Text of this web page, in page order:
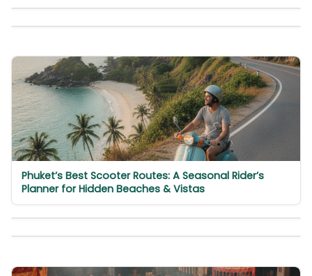
Phuket’s Best Scooter Routes: A Seasonal Rider’s
Planner for Hidden Beaches & Vistas